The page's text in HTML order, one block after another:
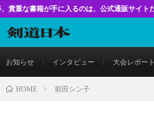
手に入るのは、公式通販サイトだけ！
お知らせ インタビュー 大会レポート
HOME 前田シン子